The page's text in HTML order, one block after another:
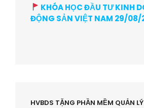
KHÓA HỌC ĐẦU TƯ KINH
ĐỘNG SẢN VIỆT NAM 29/08/
HVBDS TẶNG PHẦN MỀM QUẢN